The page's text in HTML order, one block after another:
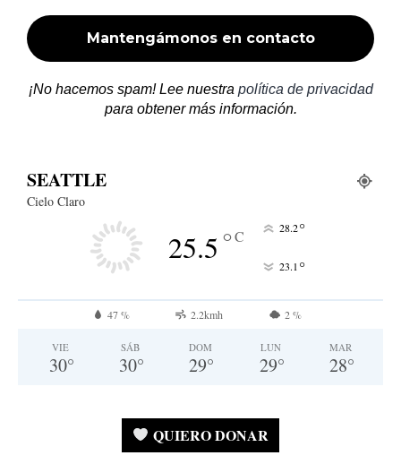
¡No hacemos spam! Lee nuestra política de privacidad
para obtener más información.
SEATTLE
Cielo Claro
25.5°C 28.2°
23.1 °
47 % 2.2kmh 2 %
VIE
30°
SÁB
30°
DOM
29°
LUN
29°
MAR
28°
QUIERO DONAR